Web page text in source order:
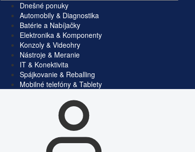
Dnešné ponuky
Automobily & Diagnostika
Batérie a Nabíjačky
Elektronika & Komponenty
Konzoly & Videohry
Nástroje & Meranie
IT & Konektivita
Spájkovanie & Reballing
Mobilné telefóny & Tablety